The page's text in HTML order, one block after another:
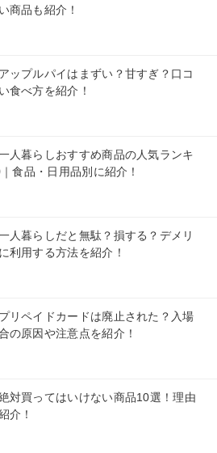
商品も紹介！
ップルパイはまずい？甘すぎ？口コ
食べ方を紹介！
人暮らしおすすめ商品の人気ランキ
食品・日用品別に紹介！
人暮らしだと無駄？損する？デメリ
利用する方法を紹介！
リペイドカードは廃止された？入場
の原因や注意点を紹介！
対買ってはいけない商品10選！理由
介！